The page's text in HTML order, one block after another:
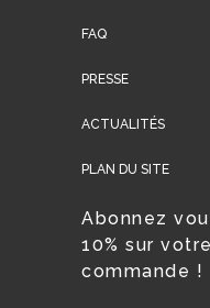
FAQ
PRESSE
ACTUALITÉS
PLAN DU SITE
Abonnez
10% sur
commande !